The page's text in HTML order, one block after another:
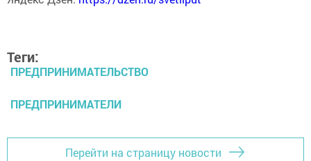
Теги:
ПРЕДПРИНИМАТЕЛЬСТВО
ПРЕДПРИНИМАТЕЛИ
Перейти на страницу новости